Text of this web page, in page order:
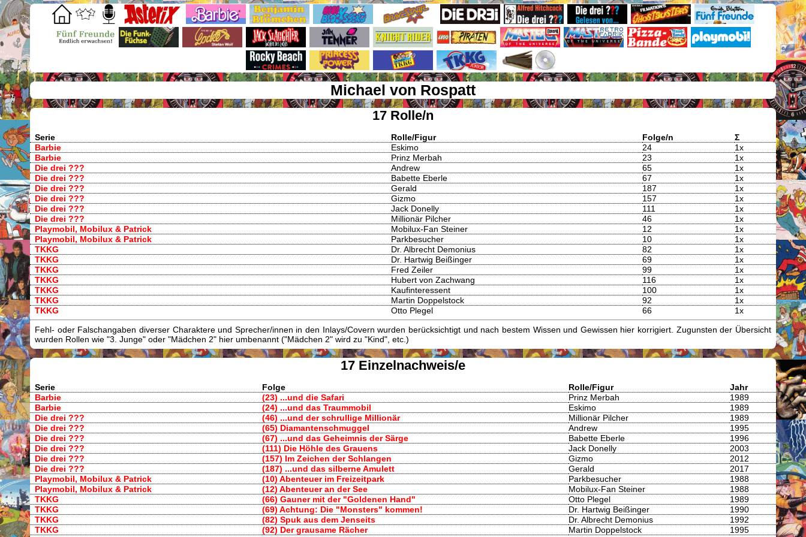
Michael von Rospatt
17 Rolle/n
Serie Rolle/Figur Folge/n
Σ
Barbie
Eskimo 24
1x
Barbie
Prinz Merbah 23
1x
Die drei ???
Andrew 65
1x
Die drei ???
Babette Eberle 67
1x
Die drei ???
Gerald 187
1x
Die drei ???
Gizmo 157
1x
Die drei ???
Jack Donelly 111
1x
Die drei ???
Millionär Pilcher 46
1x
Playmobil, Mobilux & Patrick
Mobilux-Fan Steiner 12
1x
Playmobil, Mobilux & Patrick
Parkbesucher 10
1x
TKKG
Dr. Albrecht Demonius 82
1x
TKKG
Dr. Hartwig Beißinger 69
1x
TKKG
Fred Zeiler 99
1x
TKKG
Hubert von Zachwang 116
1x
TKKG
Kaufinteressent 100
1x
TKKG
Martin Doppelstock 92
1x
TKKG
Otto Plegel 66 1x
Fehl- oder Falschangaben diverser Charaktere und Sprecher/innen in den Inlays/Covern wurden berücksichtigt und nach bestem Wissen und Gewissen hier korrigiert. Zugunsten der Übersicht
wurden Rollen wie "3. Junge" oder "Mädchen 2" hier umbenannt ("Mädchen 2" wird zu "Kind", etc.)
17 Einzelnachweis/e
Serie Folge Rolle/Figur
Jahr
Barbie
(23) ...und die Safari Prinz Merbah
1989
Barbie
(24) ...und das Traummobil Eskimo
1989
Die drei ???
(46) ...und der schrullige Millionär Millionär Pilcher
1989
Die drei ???
(65) Diamantenschmuggel Andrew
1995
Die drei ???
(67) ...und das Geheimnis der Särge Babette Eberle
1996
Die drei ???
(111) Die Höhle des Grauens Jack Donelly
2003
Die drei ???
(157) Im Zeichen der Schlangen Gizmo
2012
Die drei ???
(187) ...und das silberne Amulett Gerald
2017
Playmobil, Mobilux & Patrick
(10) Abenteuer im Freizeitpark Parkbesucher
1988
Playmobil, Mobilux & Patrick
(12) Abenteuer an der See Mobilux-Fan Steiner
1988
TKKG
(66) Gauner mit der "Goldenen Hand" Otto Plegel
1989
TKKG
(69) Achtung: Die "Monsters" kommen! Dr. Hartwig Beißinger
1990
TKKG
(82) Spuk aus dem Jenseits Dr. Albrecht Demonius
1992
TKKG
(92) Der grausame Rächer Martin Doppelstock
1995